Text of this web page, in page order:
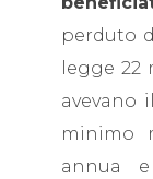
perduto
legge 22
avevano
minimo
annua